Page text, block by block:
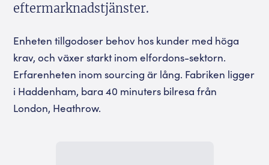
eftermarknadstjänster.
Enheten tillgodoser behov hos kunder med höga
krav, och växer starkt inom elfordons-sektorn.
Erfarenheten inom sourcing är lång. Fabriken ligger
i Haddenham, bara 40 minuters bilresa från
London, Heathrow.